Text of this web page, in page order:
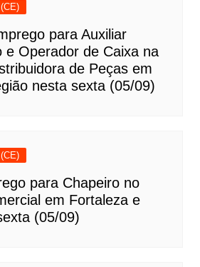
para Auxiliar
e Operador de Caixa na
de Peças em
nesta sexta (05/09)
para Chapeiro no
em Fortaleza e
(05/09)